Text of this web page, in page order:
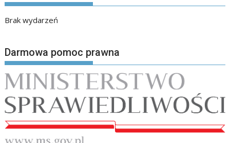
Brak wydarzeń
Darmowa pomoc prawna